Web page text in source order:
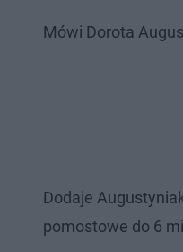
Mówi Dorota
Dodaje
pomostowe do 6